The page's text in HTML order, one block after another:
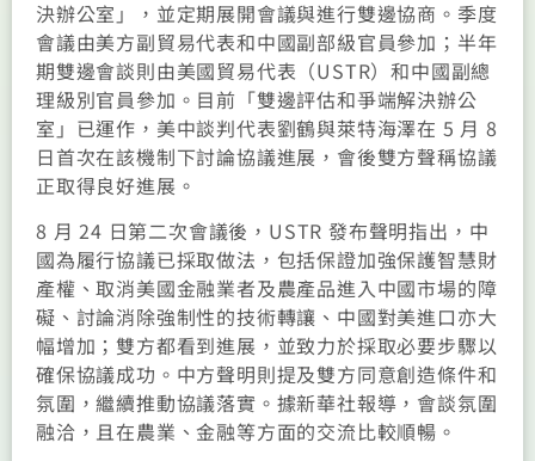
決辦公室」，並定期展開會議與進行雙邊協商。季度
會議由美方副貿易代表和中國副部級官員參加；半年
期雙邊會談則由美國貿易代表（USTR）和中國副總
理級別官員參加。目前「雙邊評估和爭端解決辦公
室」已運作，美中談判代表劉鶴與萊特海澤在 5 月 8
日首次在該機制下討論協議進展，會後雙方聲稱協議
正取得良好進展。
8 月 24 日第二次會議後，USTR 發布聲明指出，中
國為履行協議已採取做法，包括保證加強保護智慧財
產權、取消美國金融業者及農產品進入中國市場的障
礙、討論消除強制性的技術轉讓、中國對美進口亦大
幅增加；雙方都看到進展，並致力於採取必要步驟以
確保協議成功。中方聲明則提及雙方同意創造條件和
氛圍，繼續推動協議落實。據新華社報導，會談氛圍
融洽，且在農業、金融等方面的交流比較順暢。